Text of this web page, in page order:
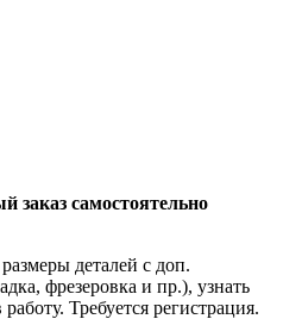
заказ самостоятельно
деталей с доп.
фрезеровка и пр.), узнать
Требуется регистрация.